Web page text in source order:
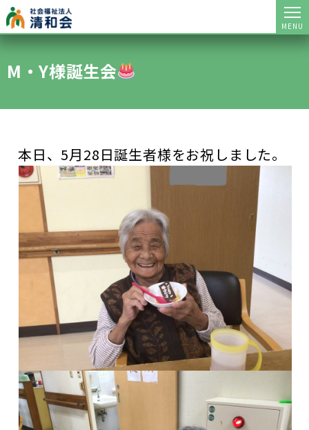
MENU
M・Y様誕生会
本日、5月28日誕生者様をお祝しました。